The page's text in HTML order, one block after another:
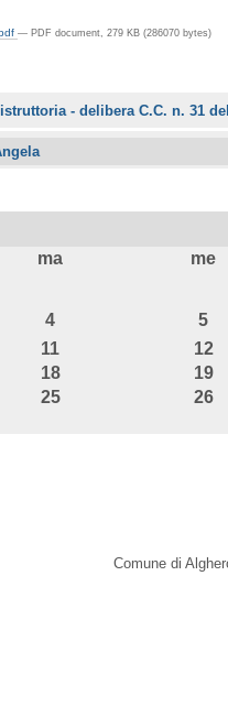
— PDF document, 279 KB (286070 bytes)
- delibera C.C. n. 31
ma me
4
5
11
12
18
19
25
26
Comune di